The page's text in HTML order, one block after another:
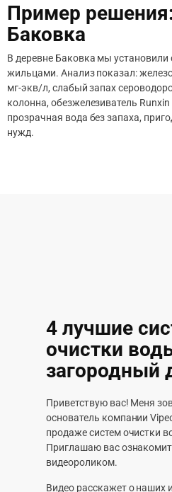
Пример
Баковка
В деревне Баковка мы установили
жильцами. Анализ показал:
мг-экв/л, слабый запах
колонна, обезжелезиватель
прозрачная вода без запаха,
нужд.
4 лучшие
очистки
загородный
Приветствую вас! Меня
основатель компании
продаже систем очистки
Приглашаю вас
видеороликом.
Видео расскажет о наших